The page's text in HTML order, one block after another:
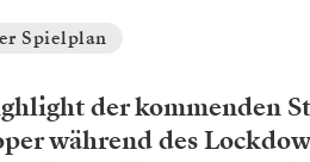
Spielplan
der kommenden
während des